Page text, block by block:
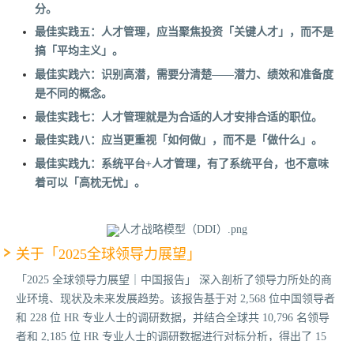
分。
最佳实践五：人才管理，应当聚焦投资「关键人才」，而不是
搞「平均主义」。
最佳实践六：识别高潜，需要分清楚——潜力、绩效和准备度
是不同的概念。
最佳实践七：人才管理就是为合适的人才安排合适的职位。
最佳实践八：应当更重视「如何做」，而不是「做什么」。
最佳实践九：系统平台+人才管理，有了系统平台，也不意味
着可以「高枕无忧」。
关于「2025全球领导力展望」
「2025 全球领导力展望｜中国报告」 深入剖析了领导力所处的商
业环境、现状及未来发展趋势。该报告基于对 2,568 位中国领导者
和 228 位 HR 专业人士的调研数据，并结合全球共 10,796 名领导
者和 2,185 位 HR 专业人士的调研数据进行对标分析，得出了 15